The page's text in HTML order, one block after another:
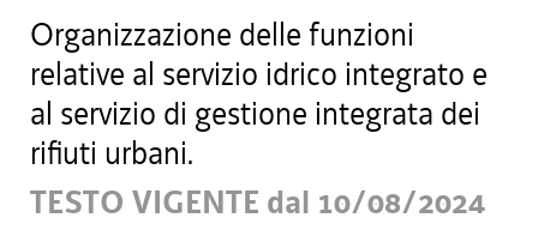
Organizzazione delle funzioni
relative al servizio idrico integrato e
al servizio di gestione integrata dei
rifiuti urbani.
TESTO VIGENTE dal 10/08/2024